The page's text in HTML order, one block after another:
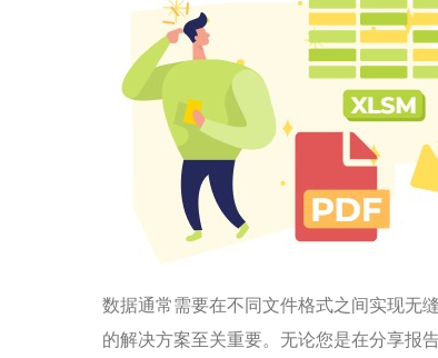
数据通常需要在不同文件格式之间实现无
的解决方案至关重要。无论您是在分享报